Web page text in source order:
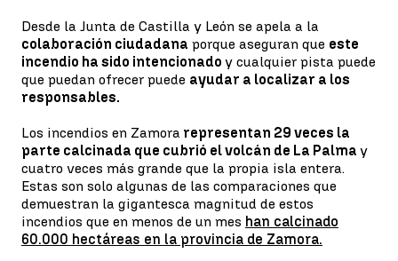
Desde la Junta de Castilla y León se apela a la
colaboración ciudadana porque aseguran que este
incendio ha sido intencionado y cualquier pista puede
que puedan ofrecer puede ayudar a localizar a los
responsables.
Los incendios en Zamora representan 29 veces la
parte calcinada que cubrió el volcán de La Palma y
cuatro veces más grande que la propia isla entera.
Estas son solo algunas de las comparaciones que
demuestran la gigantesca magnitud de estos
incendios que en menos de un mes han calcinado
60.000 hectáreas en la provincia de Zamora.